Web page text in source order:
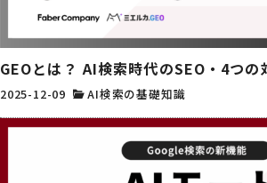
GEOとは？ AI検索時代のSEO・4つの
2025-12-09 AI検索の基礎知識